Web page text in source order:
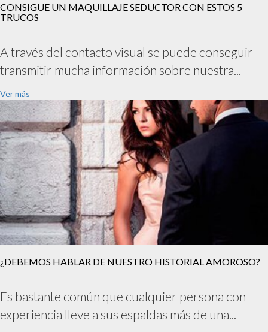
CONSIGUE UN MAQUILLAJE SEDUCTOR CON ESTOS 5
TRUCOS
A través del contacto visual se puede conseguir
transmitir mucha información sobre nuestra...
Ver más
¿DEBEMOS HABLAR DE NUESTRO HISTORIAL AMOROSO?
Es bastante común que cualquier persona con
experiencia lleve a sus espaldas más de una...